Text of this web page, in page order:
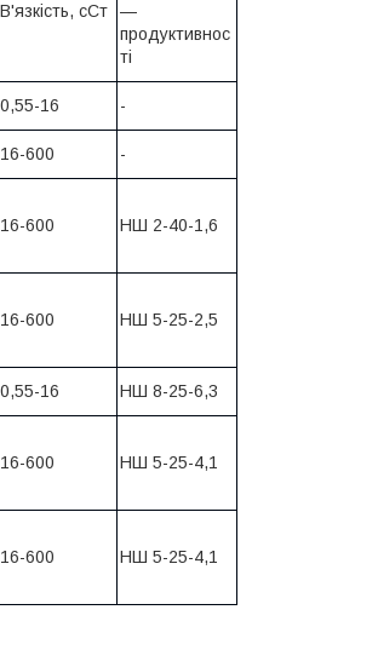
В'язкість, сСт
—
продуктивнос
ті
0,55-16 -
16-600 -
16-600 НШ 2-40-1,6
16-600 НШ 5-25-2,5
0,55-16 НШ 8-25-6,3
16-600 НШ 5-25-4,1
16-600 НШ 5-25-4,1